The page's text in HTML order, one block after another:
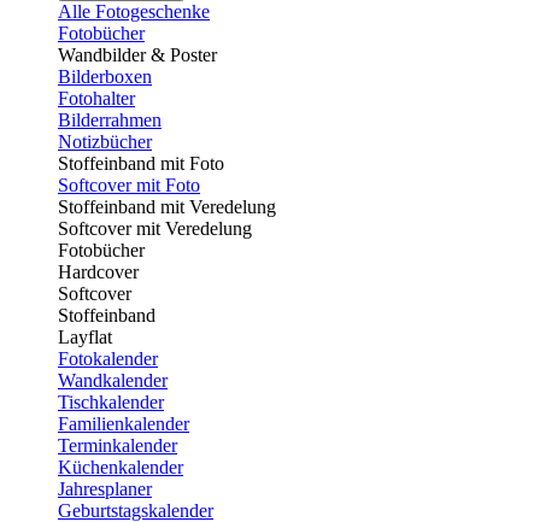
Alle Fotogeschenke
Fotobücher
Wandbilder & Poster
Bilderboxen
Fotohalter
Bilderrahmen
Notizbücher
Stoffeinband mit Foto
Softcover mit Foto
Stoffeinband mit Veredelung
Softcover mit Veredelung
Fotobücher
Hardcover
Softcover
Stoffeinband
Layflat
Fotokalender
Wandkalender
Tischkalender
Familienkalender
Terminkalender
Küchenkalender
Jahresplaner
Geburtstagskalender